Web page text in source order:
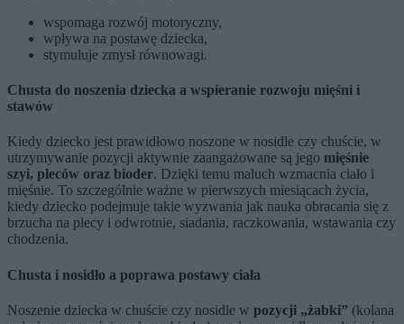
wspomaga rozwój motoryczny,
wpływa na postawę dziecka,
stymuluje zmysł równowagi.
Chusta do noszenia dziecka a wspieranie rozwoju mięśni i
stawów
Kiedy dziecko jest prawidłowo noszone w nosidle czy chuście, w
utrzymywanie pozycji aktywnie zaangażowane są jego mięśnie
szyi, pleców oraz bioder. Dzięki temu maluch wzmacnia ciało i
mięśnie. To szczególnie ważne w pierwszych miesiącach życia,
kiedy dziecko podejmuje takie wyzwania jak nauka obracania się z
brzucha na plecy i odwrotnie, siadania, raczkowania, wstawania czy
chodzenia.
Chusta i nosidło a poprawa postawy ciała
Noszenie dziecka w chuście czy nosidle w pozycji „żabki” (kolana